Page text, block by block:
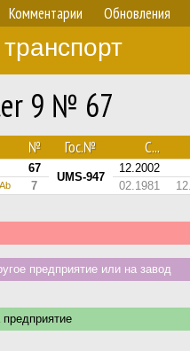
Комментарии Обновления
9 № 67
№ Гос.№ С...
67
UMS-947
12.2002
7 02.1981
предприятие или на завод